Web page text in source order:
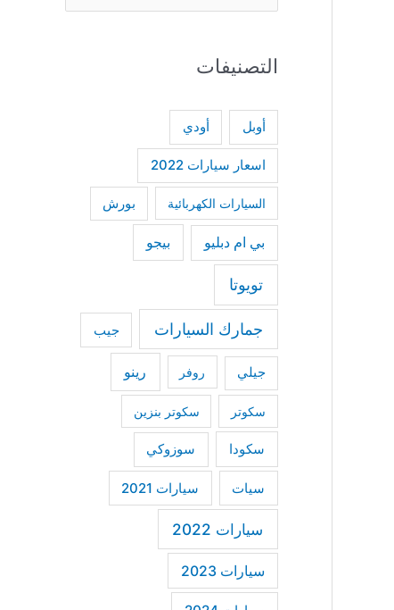
e
r
f
o
التصنيفات
أوبل أودي
اسعار سيارات 2022
السيارات الكهربائية بورش
بي ام دبليو بيجو
تويوتا
جمارك السيارات جيب
جيلي روفر رينو
سكوتر سكوتر بنزين
سكودا سوزوكي
سيات سيارات 2021
سيارات 2022
سيارات 2023